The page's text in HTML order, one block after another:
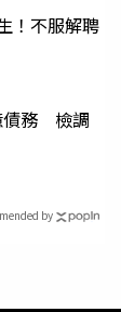
！不服解聘
債務 檢調
by